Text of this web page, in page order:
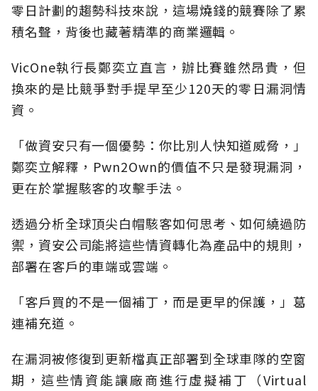
零日計劃的趨勢科技來說，這場燒錢的競賽除了累
積名聲，背後也藏著精準的商業邏輯。
VicOne執行長鄭奕立直言，辦比賽雖然昂貴，但
換來的是比競爭對手提早至少120天的零日漏洞情
資。
「做資安只有一個優勢：你比別人快知道威脅，」
鄭奕立解釋，Pwn2Own的價值不只是發現漏洞，
更在於掌握駭客的攻擊手法。
透過分析全球頂尖白帽駭客如何思考、如何繞過防
禦，資安公司能將這些情資轉化為產品中的規則，
部署在客戶的車端或雲端。
「客戶買的不是一個補丁，而是更早的保護，」葛
連補充道。
在漏洞被修復到更新檔真正部署到全球車隊的空窗
期，這些情資能讓廠商進行虛擬補丁（Virtual